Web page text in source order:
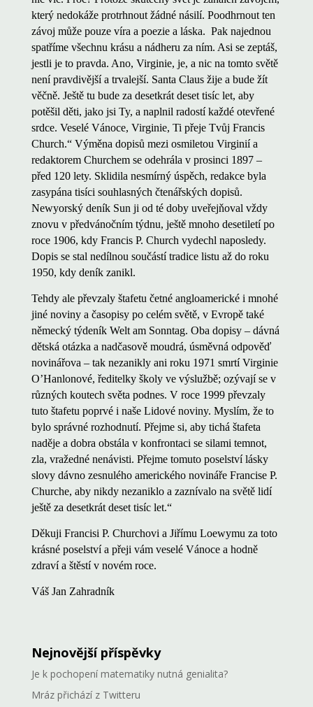
který nedokáže protrhnout žádné násilí. Poodhrnout ten
závoj může pouze víra a poezie a láska. Pak najednou
spatříme všechnu krásu a nádheru za ním. Asi se zeptáš,
jestli je to pravda. Ano, Virginie, je, a nic na tomto světě
není pravdivější a trvalejší. Santa Claus žije a bude žít
věčně. Ještě tu bude za desetkrát deset tisíc let, aby
potěšil děti, jako jsi Ty, a naplnil radostí každé otevřené
srdce. Veselé Vánoce, Virginie, Ti přeje Tvůj Francis
Church.“ Výměna dopisů mezi osmiletou Virginií a
redaktorem Churchem se odehrála v prosinci 1897 –
před 120 lety. Sklidila nesmírný úspěch, redakce byla
zasypána tisíci souhlasných čtenářských dopisů.
Newyorský deník Sun ji od té doby uveřejňoval vždy
znovu v předvánočním týdnu, ještě mnoho desetiletí po
roce 1906, kdy Francis P. Church vydechl naposledy.
Dopis se stal nedílnou součástí tradice listu až do roku
1950, kdy deník zanikl.
Tehdy ale převzaly štafetu četné angloamerické i mnohé
jiné noviny a časopisy po celém světě, v Evropě také
německý týdeník Welt am Sonntag. Oba dopisy – dávná
dětská otázka a nadčasově moudrá, úsměvná odpověď
novinářova – tak nezanikly ani roku 1971 smrtí Virginie
O’Hanlonové, ředitelky školy ve výslužbě; ozývají se v
různých koutech světa podnes. V roce 1999 převzaly
tuto štafetu poprvé i naše Lidové noviny. Myslím, že to
bylo správné rozhodnutí. Přejme si, aby tichá štafeta
naděje a dobra obstála v konfrontaci se silami temnot,
zla, vražedné nenávisti. Přejme tomuto poselství lásky
slovy dávno zesnulého amerického novináře Francise P.
Churche, aby nikdy nezaniklo a zaznívalo na světě lidí
ještě za desetkrát deset tisíc let.“
Děkuji Francisi P. Churchovi a Jiřímu Loewymu za toto
krásné poselství a přeji vám veselé Vánoce a hodně
zdraví a štěstí v novém roce.
Váš Jan Zahradník
Nejnovější příspěvky
Je k pochopení matematiky nutná genialita?
Mráz přichází z Twitteru